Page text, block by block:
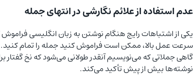
عدم استفاده از علائم نگارشی در انتهای جمله
یکی از اشتباهات رایج هنگام نوشتن به زبان انگلیسی
سرعت عمل بالا، ممکن است فراموش کنید جمله را تمام کنید.
گاهی جملاتی که می‌نویسیم آنقدر طولانی می‌شود که نخ گفتار
نوشته‌ها بیش از پیش تأکید می‌کند.